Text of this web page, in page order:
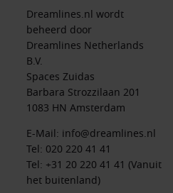
Dreamlines.nl wordt
beheerd door
Dreamlines Netherlands
B.V.
Spaces Zuidas
Barbara Strozzilaan 201
1083 HN Amsterdam
E-Mail: info@dreamlines.nl
Tel: 020 220 41 41
Tel: +31 20 220 41 41 (Vanuit
het buitenland)